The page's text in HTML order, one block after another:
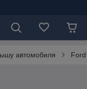
автомобиля Ford